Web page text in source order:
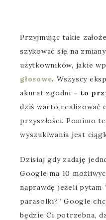
Przyjmując takie
szykować się na
użytkowników, jakie
głosowe. Wszyscy
akurat zgodni – to
dziś warto realizować
przyszłości. Pomimo
wyszukiwania jest
Dzisiaj gdy zadaję
Google ma 10
naprawdę jeżeli pytam
parasolki?” Google
będzie Ci potrzebna,